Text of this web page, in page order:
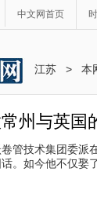
中文网首页
江苏 > 本
州与英国
管技术集团委派
。如今他不仅娶